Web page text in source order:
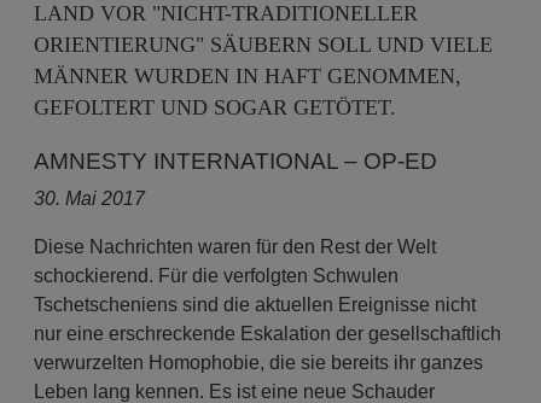
LAND VOR "NICHT-TRADITIONELLER
ORIENTIERUNG" SÄUBERN SOLL UND VIELE
MÄNNER WURDEN IN HAFT GENOMMEN,
GEFOLTERT UND SOGAR GETÖTET.
AMNESTY INTERNATIONAL – OP-ED
30. Mai 2017
Diese Nachrichten waren für den Rest der Welt
schockierend. Für die verfolgten Schwulen
Tschetscheniens sind die aktuellen Ereignisse nicht
nur eine erschreckende Eskalation der gesellschaftlich
verwurzelten Homophobie, die sie bereits ihr ganzes
Leben lang kennen. Es ist eine neue Schauder